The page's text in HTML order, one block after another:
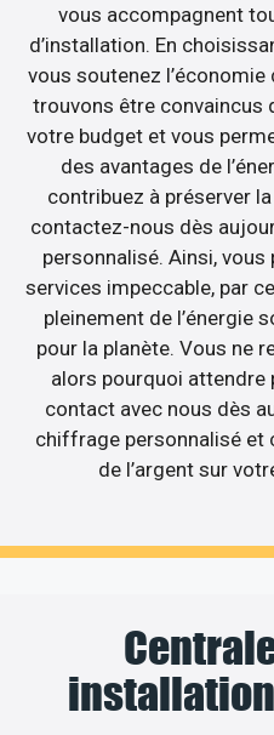
vous accompagnent
d’installation. En
vous soutenez
trouvons être convaincus
votre budget et vous
des avantages de
contribuez à préserver
contactez-nous dès
personnalisé. Ainsi,
services impeccable, par
pleinement de l’énergie
pour la planète. Vous ne
alors pourquoi attendre
contact avec nous dès
chiffrage personnalisé et
de l’argent sur